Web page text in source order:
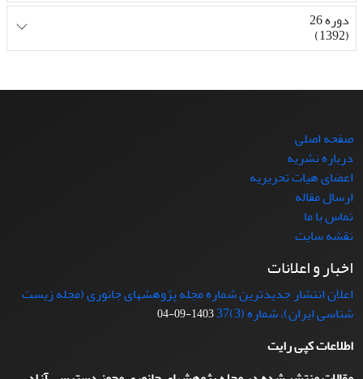
دوره 26
(1392)
صفحه اصلی
درباره نشریه
اعضای هیات تحریریه
ارسال مقاله
تماس با ما
نقشه سایت
اخبار و اعلانات
اعلان انتشار جدیدترین شماره مجله پژوهشهای جانوری (مجله زیست
شناسی ایران)، شماره (3)37
1403-09-04
اطلاعات کپی رایت